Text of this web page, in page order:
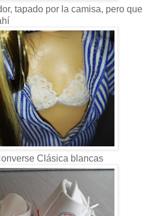
tapado por la camisa, pero que
Clásica blancas